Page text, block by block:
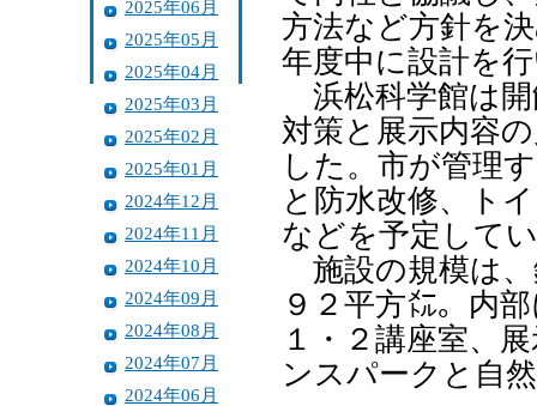
2025年06月
2025年05月
2025年04月
2025年03月
2025年02月
2025年01月
2024年12月
2024年11月
2024年10月
2024年09月
2024年08月
2024年07月
2024年06月
方法など方針を
年度中に設計を
浜松科学館は開
対策と展示内容
した。市が管理
と防水改修、ト
などを予定して
施設の規模は、
９２平方㍍。内
１・２講座室、
ンスパークと自